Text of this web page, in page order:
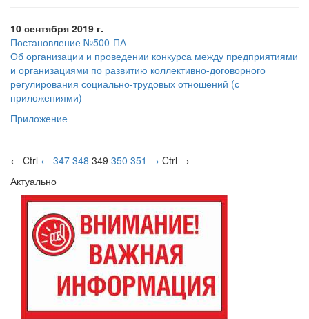
10 сентября 2019 г.
Постановление №500-ПА
Об организации и проведении конкурса между предприятиями
и организациями по развитию коллективно-договорного
регулирования социально-трудовых отношений (с
приложениями)
Приложение
← Ctrl ← 347 348 349 350 351 → Ctrl →
Актуально